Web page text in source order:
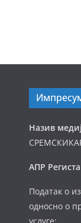
Назив
АПР
Податак о
односно о